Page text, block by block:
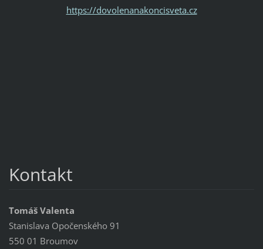
https://dovolenanakoncisveta.cz
Kontakt
Tomáš Valenta
Stanislava Opočenského 91
550 01 Broumov